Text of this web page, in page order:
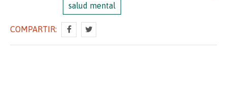
salud mental
COMPARTIR: